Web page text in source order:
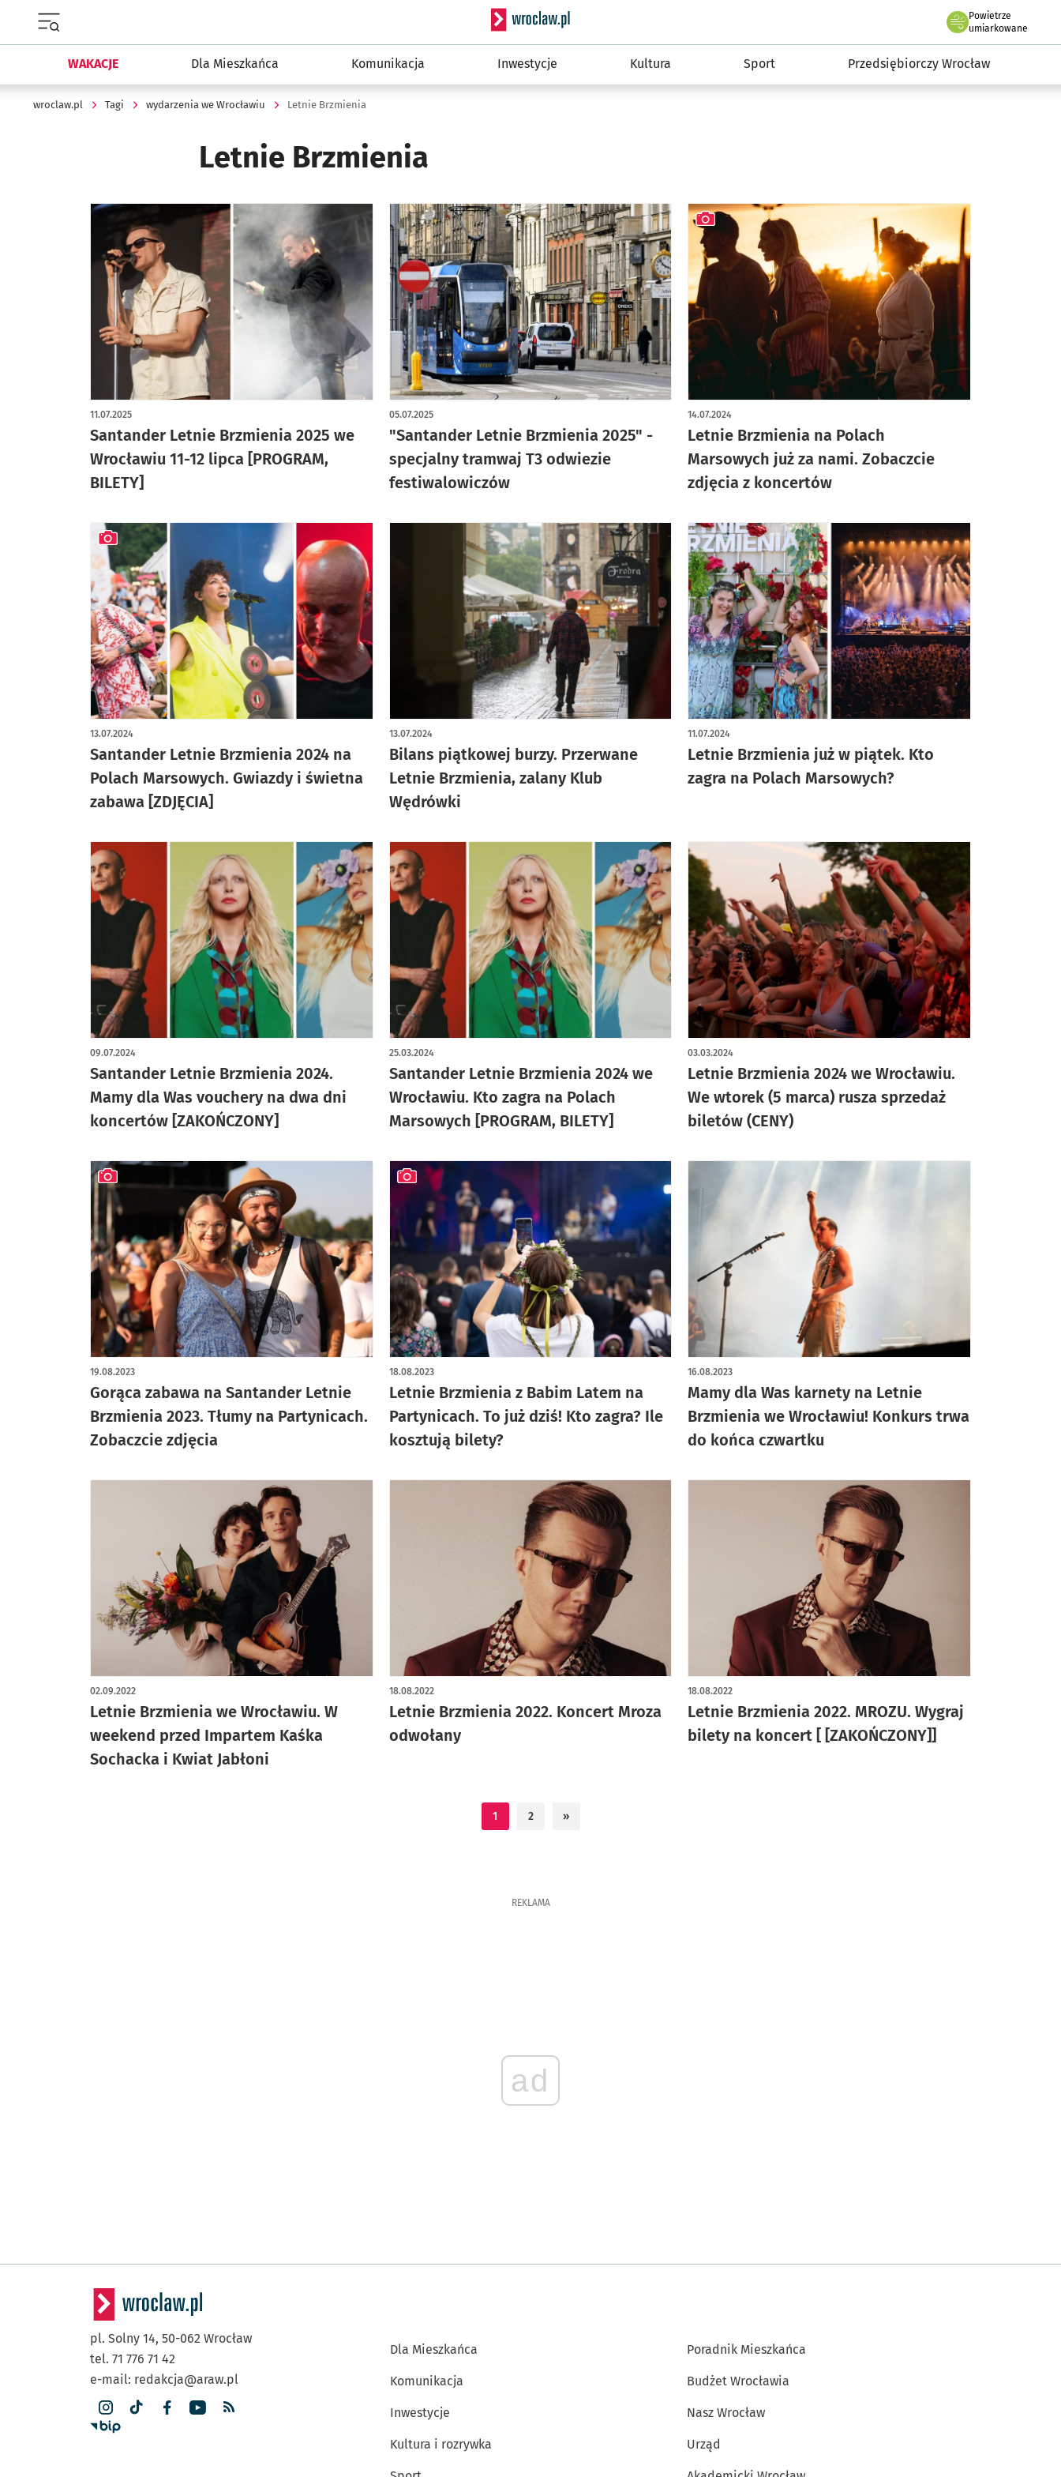
Serwis informacyjny wroclaw.pl
Powietrze
we Wrocławiu
umiarkowane
WAKACJE Dla Mieszkańca Komunikacja Inwestycje Kultura Sport Przedsiębiorczy Wrocław
wroclaw.pl Tagi wydarzenia we Wrocławiu Letnie Brzmienia
Letnie Brzmienia
Santander Letnie Brzmienia 2025 we
Wrocławiu 11-12 lipca [PROGRAM,
BILETY]
11.07.2025
"Santander Letnie Brzmienia 2025" -
specjalny tramwaj T3 odwiezie
festiwalowiczów
05.07.2025
Letnie Brzmienia na Polach
Marsowych już za nami. Zobaczcie
zdjęcia z koncertów
14.07.2024
artykuł z galerią zdjęć
Santander Letnie Brzmienia 2024 na
Polach Marsowych. Gwiazdy i świetna
zabawa [ZDJĘCIA]
13.07.2024
artykuł z galerią zdjęć
Bilans piątkowej burzy. Przerwane
Letnie Brzmienia, zalany Klub
Wędrówki
13.07.2024
Letnie Brzmienia już w piątek. Kto
zagra na Polach Marsowych?
11.07.2024
Santander Letnie Brzmienia 2024.
Mamy dla Was vouchery na dwa dni
koncertów [ZAKOŃCZONY]
09.07.2024
Santander Letnie Brzmienia 2024 we
Wrocławiu. Kto zagra na Polach
Marsowych [PROGRAM, BILETY]
25.03.2024
Letnie Brzmienia 2024 we Wrocławiu.
We wtorek (5 marca) rusza sprzedaż
biletów (CENY)
03.03.2024
Gorąca zabawa na Santander Letnie
Brzmienia 2023. Tłumy na Partynicach.
Zobaczcie zdjęcia
19.08.2023
artykuł z galerią zdjęć
Letnie Brzmienia z Babim Latem na
Partynicach. To już dziś! Kto zagra? Ile
kosztują bilety?
18.08.2023
artykuł z galerią zdjęć
Mamy dla Was karnety na Letnie
Brzmienia we Wrocławiu! Konkurs trwa
do końca czwartku
16.08.2023
Letnie Brzmienia we Wrocławiu. W
weekend przed Impartem Kaśka
Sochacka i Kwiat Jabłoni
02.09.2022
Letnie Brzmienia 2022. Koncert Mroza
odwołany
18.08.2022
Letnie Brzmienia 2022. MROZU. Wygraj
bilety na koncert [ [ZAKOŃCZONY]]
18.08.2022
1 2 »
REKLAMA
ad
pl. Solny 14, 50-062 Wrocław
tel. 71 776 71 42
e-mail: redakcja@araw.pl
Dla Mieszkańca
Komunikacja
Inwestycje
Kultura i rozrywka
Poradnik Mieszkańca
Budżet Wrocławia
Nasz Wrocław
Urząd